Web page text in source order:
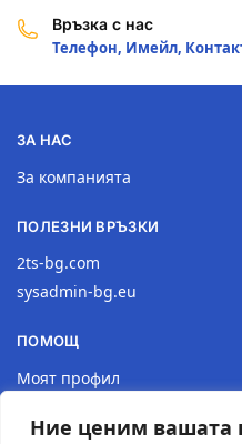
Ние ценим вашата
Връзка с нас
Телефон, Имейл,
ЗА НАС
За компанията
ПОЛЕЗНИ ВРЪЗКИ
2ts-bg.com
sysadmin-bg.eu
ПОМОЩ
Моят профил
Връщане на продукт